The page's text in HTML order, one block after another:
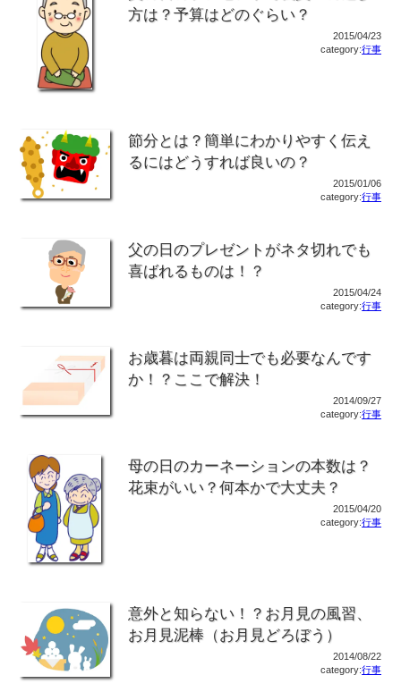
方は？予算はどのぐらい？
2015/04/23
category:行事
節分とは？簡単にわかりやすく伝え
るにはどうすれば良いの？
2015/01/06
category:行事
父の日のプレゼントがネタ切れでも
喜ばれるものは！？
2015/04/24
category:行事
お歳暮は両親同士でも必要なんです
か！？ここで解決！
2014/09/27
category:行事
母の日のカーネーションの本数は？
花束がいい？何本かで大丈夫？
2015/04/20
category:行事
意外と知らない！？お月見の風習、
お月見泥棒（お月見どろぼう）
2014/08/22
category:行事